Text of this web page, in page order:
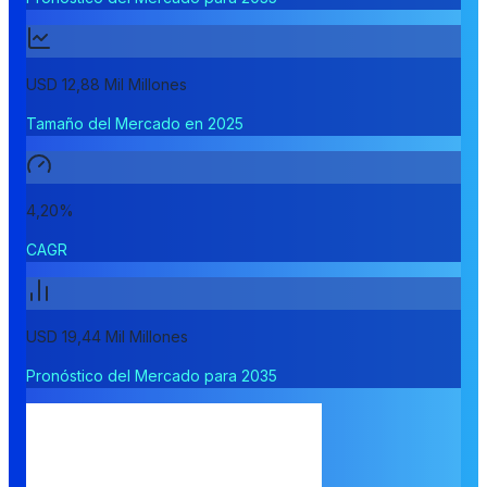
USD 12,88 Mil Millones
Tamaño del Mercado en 2025
4,20%
CAGR
USD 19,44 Mil Millones
Pronóstico del Mercado para 2035